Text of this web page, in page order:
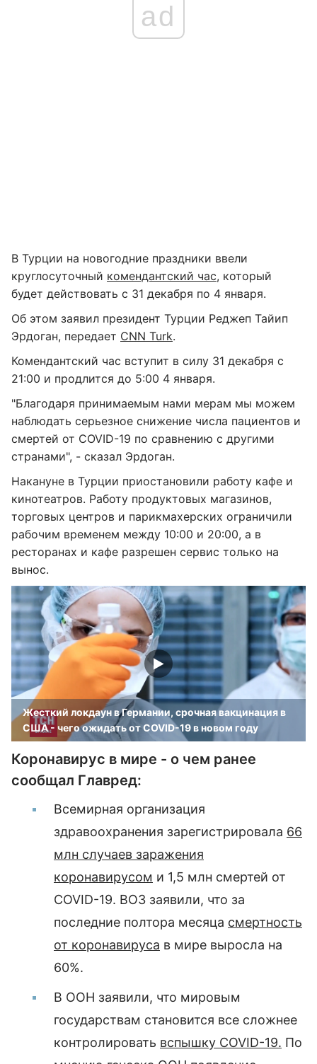
ad
В Турции на новогодние праздники ввели
круглосуточный комендантский час, который
будет действовать с 31 декабря по 4 января.
Об этом заявил президент Турции Реджеп Тайип
Эрдоган, передает CNN Turk.
Комендантский час вступит в силу 31 декабря с
21:00 и продлится до 5:00 4 января.
"Благодаря принимаемым нами мерам мы можем
наблюдать серьезное снижение числа пациентов и
смертей от COVID-19 по сравнению с другими
странами", - сказал Эрдоган.
Накануне в Турции приостановили работу кафе и
кинотеатров. Работу продуктовых магазинов,
торговых центров и парикмахерских ограничили
рабочим временем между 10:00 и 20:00, а в
ресторанах и кафе разрешен сервис только на
вынос.
Жесткий локдаун в Германии, срочная вакцинация в
США - чего ожидать от COVID-19 в новом году
Коронавирус в мире - о чем ранее
сообщал Главред:
Всемирная организация
здравоохранения зарегистрировала 66
млн случаев заражения
коронавирусом и 1,5 млн смертей от
COVID-19. ВОЗ заявили, что за
последние полтора месяца смертность
от коронавируса в мире выросла на
60%.
В ООН заявили, что мировым
государствам становится все сложнее
контролировать вспышку COVID-19. По